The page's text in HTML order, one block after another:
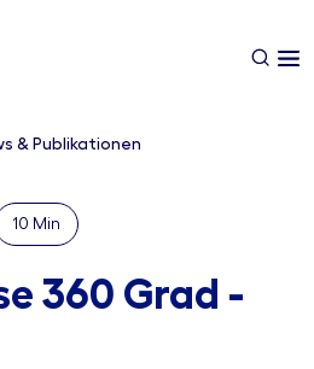
& Publikationen
10 Min
360 Grad -